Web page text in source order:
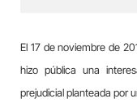
El 17 de noviembre de
hizo pública una
prejudicial planteada por